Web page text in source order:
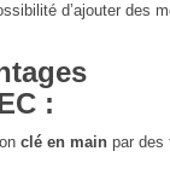
d’ajouter des
:
clé en main par des